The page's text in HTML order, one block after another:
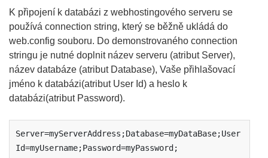
K připojení k databázi z webhostingového serveru se
používá connection string, který se běžně ukládá do
web.config souboru. Do demonstrovaného connection
stringu je nutné doplnit název serveru (atribut Server),
název databáze (atribut Database), Vaše přihlašovací
jméno k databázi(atribut User Id) a heslo k
databázi(atribut Password).
Server=myServerAddress;Database=myDataBase;User
Id=myUsername;Password=myPassword;